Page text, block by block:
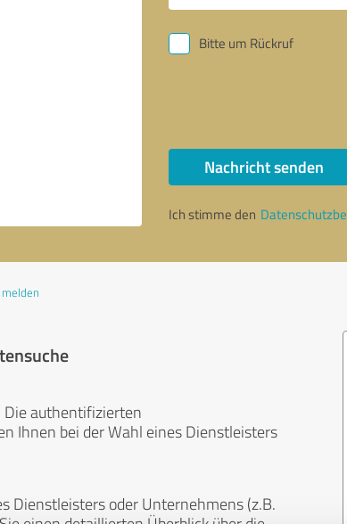
Bitte um Rückruf
Nachricht senden
Ich stimme den
Die authentifizierten
Ihnen bei der Wahl eines Dienstleisters
Dienstleisters oder Unternehmens (z.B.